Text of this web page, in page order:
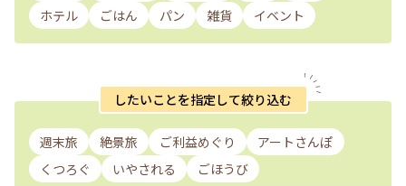
ホテル
ごはん パン 雑貨 イベント
したいことを指定して絞り込む
週末旅 絶景旅 ご利益めぐり
アートさんぽ
くつろぐ
いやされる ごほうび